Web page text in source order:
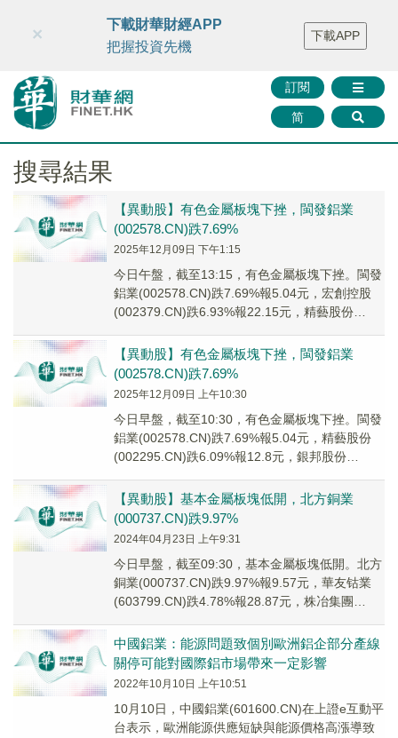
財華智庫網 FINTV FINMETA 財華證券 媒體矩陣
智庫沙龍
聯絡我們
訂閱
简
×
下載財華財經APP
把握投資先機
下載APP
搜尋結果
【異動股】有色金屬板塊下挫，閩發鋁業
(002578.CN)跌7.69%
2025年12月09日 下午1:15
今日午盤，截至13:15，有色金屬板塊下挫。閩發
鋁業(002578.CN)跌7.69%報5.04元，宏創控股
(002379.CN)跌6.93%報22.15元，精藝股份
【異動股】有色金屬板塊下挫，閩發鋁業
(002578.CN)跌7.69%
2025年12月09日 上午10:30
今日早盤，截至10:30，有色金屬板塊下挫。閩發
鋁業(002578.CN)跌7.69%報5.04元，精藝股份
(002295.CN)跌6.09%報12.8元，銀邦股份
【異動股】基本金屬板塊低開，北方銅業
(000737.CN)跌9.97%
2024年04月23日 上午9:31
今日早盤，截至09:30，基本金屬板塊低開。北方
銅業(000737.CN)跌9.97%報9.57元，華友钴業
(603799.CN)跌4.78%報28.87元，株冶集團
中國鋁業：能源問題致個別歐洲鋁企部分產線
關停可能對國際鋁市場帶來一定影響
2022年10月10日 上午10:51
10月10日，中國鋁業(601600.CN)在上證e互動平
台表示，歐洲能源供應短缺與能源價格高漲導致